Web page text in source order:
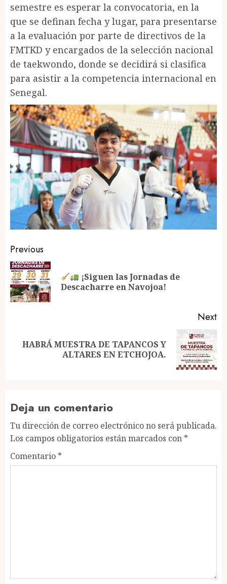
semestre es esperar la convocatoria, en la
que se definan fecha y lugar, para presentarse
a la evaluación por parte de directivos de la
FMTKD y encargados de la selección nacional
de taekwondo, donde se decidirá si clasifica
para asistir a la competencia internacional en
Senegal.
Post
navigation
Previous
¡Siguen las Jornadas de
Descacharre en Navojoa!
Next
Next
HABRÁ MUESTRA DE TAPANCOS Y
ALTARES EN ETCHOJOA.
Deja un comentario
Tu dirección de correo electrónico no será publicada.
Los campos obligatorios están marcados con *
Comentario *